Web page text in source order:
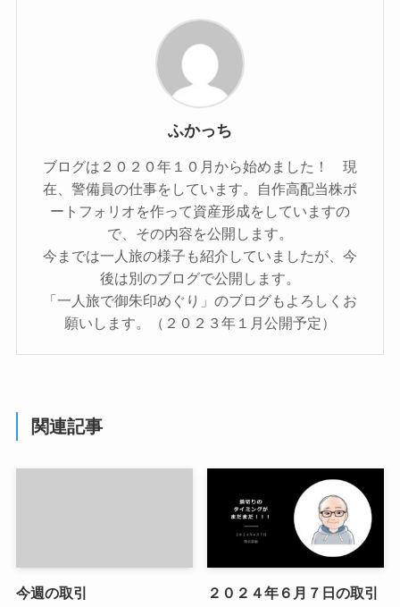
ふかっち
ブログは２０２０年１０月から始めました！ 現
在、警備員の仕事をしています。自作高配当株ポ
ートフォリオを作って資産形成をしていますの
で、その内容を公開します。
今までは一人旅の様子も紹介していましたが、今
後は別のブログで公開します。
「一人旅で御朱印めぐり」のブログもよろしくお
願いします。（２０２３年１月公開予定）
関連記事
今週の取引 ２０２４年６月７日の取引